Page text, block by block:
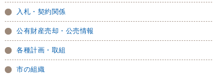
入札・契約関係
公有財産売却・公売情報
各種計画・取組
市の組織